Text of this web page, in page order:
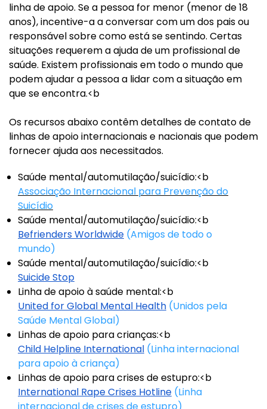
linha de apoio. Se a pessoa for menor (menor de 18
anos), incentive-a a conversar com um dos pais ou
responsável sobre como está se sentindo. Certas
situações requerem a ajuda de um profissional de
saúde. Existem profissionais em todo o mundo que
podem ajudar a pessoa a lidar com a situação em
que se encontra.<b
Os recursos abaixo contêm detalhes de contato de
linhas de apoio internacionais e nacionais que podem
fornecer ajuda aos necessitados.
Saúde mental/automutilação/suicídio:<b
Associação Internacional para Prevenção do
Suicídio
Saúde mental/automutilação/suicídio:<b
Befrienders Worldwide (Amigos de todo o
mundo)
Saúde mental/automutilação/suicídio:<b
Suicide Stop
Linha de apoio à saúde mental:<b
United for Global Mental Health (Unidos pela
Saúde Mental Global)
Linhas de apoio para crianças:<b
Child Helpline International (Linha internacional
para apoio à criança)
Linhas de apoio para crises de estupro:<b
International Rape Crises Hotline (Linha